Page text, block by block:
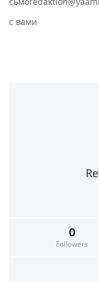
с вами
0
Followers